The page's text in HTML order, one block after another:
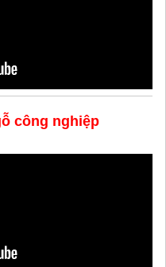
công nghiệp